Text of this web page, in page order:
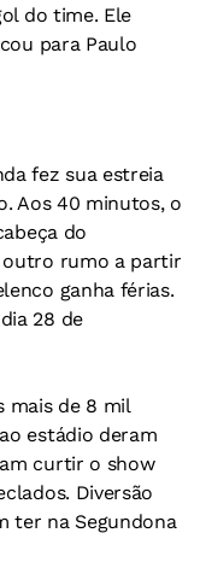
do time. Ele
para Paulo
fez sua estreia
Aos 40 minutos, o
do
outro rumo a partir
ganha férias.
28 de
mais de 8 mil
estádio deram
curtir o show
Diversão
ter na Segundona